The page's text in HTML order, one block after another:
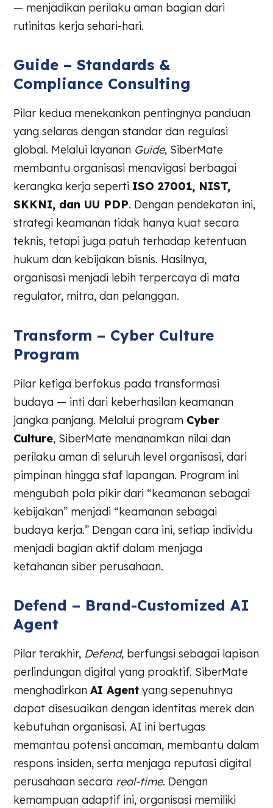
— menjadikan perilaku aman bagian dari
rutinitas kerja sehari-hari.
Guide – Standards &
Compliance Consulting
Pilar kedua menekankan pentingnya panduan
yang selaras dengan standar dan regulasi
global. Melalui layanan Guide, SiberMate
membantu organisasi menavigasi berbagai
kerangka kerja seperti ISO 27001, NIST,
SKKNI, dan UU PDP. Dengan pendekatan ini,
strategi keamanan tidak hanya kuat secara
teknis, tetapi juga patuh terhadap ketentuan
hukum dan kebijakan bisnis. Hasilnya,
organisasi menjadi lebih terpercaya di mata
regulator, mitra, dan pelanggan.
Transform – Cyber Culture
Program
Pilar ketiga berfokus pada transformasi
budaya — inti dari keberhasilan keamanan
jangka panjang. Melalui program Cyber
Culture, SiberMate menanamkan nilai dan
perilaku aman di seluruh level organisasi, dari
pimpinan hingga staf lapangan. Program ini
mengubah pola pikir dari “keamanan sebagai
kebijakan” menjadi “keamanan sebagai
budaya kerja.” Dengan cara ini, setiap individu
menjadi bagian aktif dalam menjaga
ketahanan siber perusahaan.
Defend – Brand-Customized AI
Agent
Pilar terakhir, Defend, berfungsi sebagai lapisan
perlindungan digital yang proaktif. SiberMate
menghadirkanAI Agent yang sepenuhnya
dapat disesuaikan dengan identitas merek dan
kebutuhan organisasi. AI ini bertugas
memantau potensi ancaman, membantu dalam
respons insiden, serta menjaga reputasi digital
perusahaan secara real-time. Dengan
kemampuan adaptif ini, organisasi memiliki